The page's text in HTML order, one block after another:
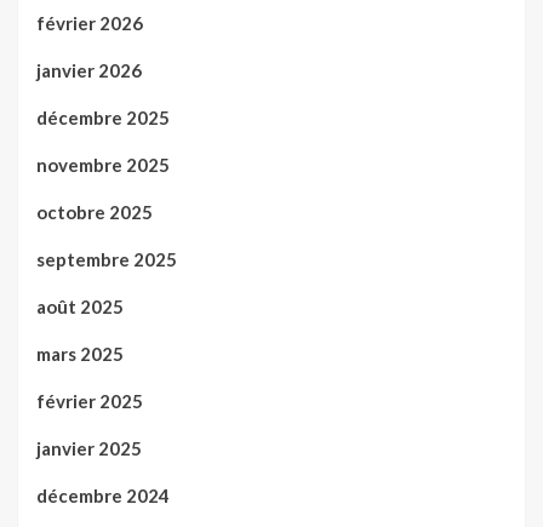
février 2026
janvier 2026
décembre 2025
novembre 2025
octobre 2025
septembre 2025
août 2025
mars 2025
février 2025
janvier 2025
décembre 2024